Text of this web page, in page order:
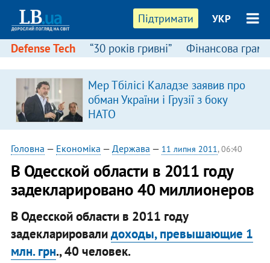
Підтримати УКР
Defense Tech “30 років гривні” Фінансова
Мер Тбілісі Каладзе заявив про
обман України і Грузії з боку
НАТО
Головна — Економіка — Держава — 11 липня 2011, 06:40
В Одесской области в 2011 году
задекларировано 40 миллионеров
В Одесской области в 2011 году
задекларировалидоходы, превышающие 1
млн. грн., 40 человек.